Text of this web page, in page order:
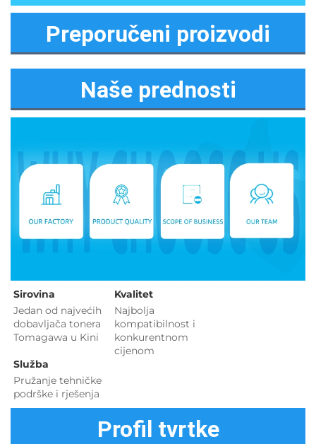
Preporučeni proizvodi
Naše prednosti
Sirovina
Jedan od najvećih
dobavljača tonera
Tomagawa u Kini
Kvalitet
Najbolja
konkurentnom
cijenom
Služba
Pružanje tehničke
podrške i rješenja
Profil tvrtke